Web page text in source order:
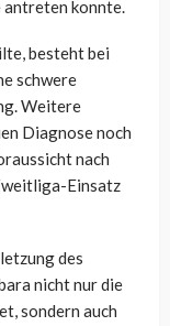
antreten konnte.
besteht bei
schwere
Weitere
Diagnose noch
nach
Einsatz
des
nicht nur die
sondern auch